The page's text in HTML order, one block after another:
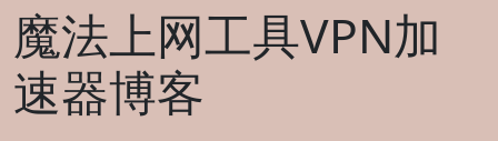
魔法上网工具VPN加
速器博客